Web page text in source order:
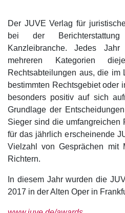
Der JUVE Verlag für
bei der
Kanzleibranche. Jedes
mehreren Kategorien
Rechtsabteilungen aus, die im
bestimmten Rechtsgebiet oder
besonders positiv auf sich
Grundlage der
Sieger sind die umfangreichen
für das jährlich erscheinende
Vielzahl von Gesprächen mit
Richtern.
In diesem Jahr wurden die
2017 in der Alten Oper in